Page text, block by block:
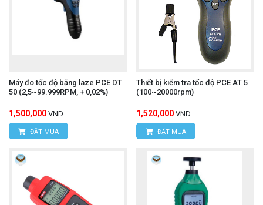
Máy đo tốc độ bằng laze PCE DT
50 (2,5~99.999RPM, + 0,02%)
1,500,000 VND
ĐẶT MUA
Thiết bị kiểm tra tốc độ PCE AT 5
(100~20000rpm)
1,520,000 VND
ĐẶT MUA